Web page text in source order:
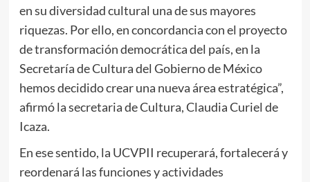
en su diversidad cultural una de sus mayores
riquezas. Por ello, en concordancia con el proyecto
de transformación democrática del país, en la
Secretaría de Cultura del Gobierno de México
hemos decidido crear una nueva área estratégica”,
afirmó la secretaria de Cultura, Claudia Curiel de
Icaza.
En ese sentido, la UCVPII recuperará, fortalecerá y
reordenará las funciones y actividades